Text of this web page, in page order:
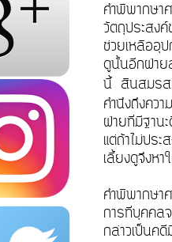
คำพิพากษ
วัตถุประสง
ช่วยเหลืออุ
ดูนั้นอีกฝ่าย
นี้ สินสมรส
คำนึงถึงคว
ฝ่ายที่มีฐาน
แต่ถ้าไม่ปร
เลี้ยงดูจึงห
คำพิพากษา
การที่บุคคล
กล่าวเป็นค